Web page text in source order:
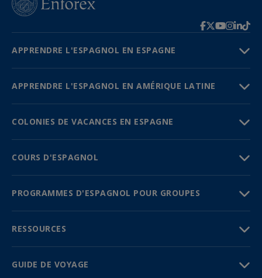
APPRENDRE L'ESPAGNOL EN ESPAGNE
APPRENDRE L'ESPAGNOL EN AMÉRIQUE LATINE
COLONIES DE VACANCES EN ESPAGNE
COURS D'ESPAGNOL
PROGRAMMES D'ESPAGNOL POUR GROUPES
RESSOURCES
GUIDE DE VOYAGE